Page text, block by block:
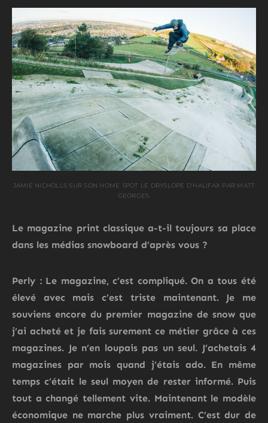
JAMIE NICHOLLS SUR SON HOME SPOT LE DRYSLOPE D’HALIFAX PAR MATT
GEORGES.
Le magazine print classique a-t-il toujours sa place
dans les médias snowboard d’après vous ?
Perly : Le magazine, c’est compliqué. On a tous été
élevé avec mais c’est triste maintenant. Je me
souviens encore du premier magazine de snow que
j’ai acheté et je fais surement ce métier grâce à ces
magazines. Je n’en loupais pas un seul. J’achetais 4
magazines par mois quand j’étais ado. En même
temps c’était le seul moyen de rester informé. Puis
tout a changé tellement vite. Maintenant le modèle
économique ne marche plus vraiment. C’est dur de